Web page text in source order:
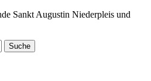
Sankt Augustin Niederpleis und
Suche